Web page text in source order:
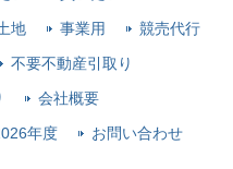
地 事業用 競売代行
不要不動産引取り
会社概要
年度 お問い合わせ